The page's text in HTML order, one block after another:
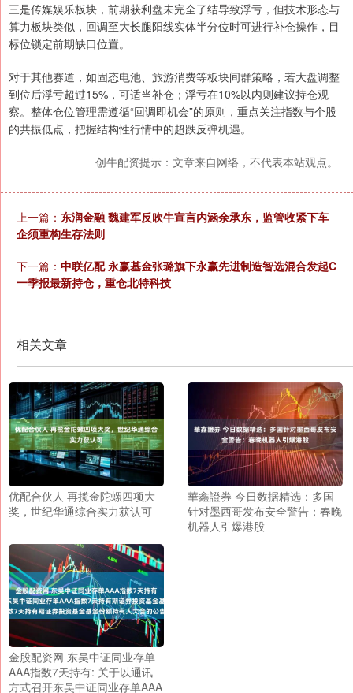
三是传媒娱乐板块，前期获利盘未完全了结导致浮亏，但技术形态与
算力板块类似，回调至大长腿阳线实体半分位时可进行补仓操作，目
标位锁定前期缺口位置。
对于其他赛道，如固态电池、旅游消费等板块间群策略，若大盘调整
到位后浮亏超过15%，可适当补仓；浮亏在10%以内则建议持仓观
察。整体仓位管理需遵循“回调即机会”的原则，重点关注指数与个股
的共振低点，把握结构性行情中的超跌反弹机遇。
创牛配资提示：文章来自网络，不代表本站观点。
上一篇： 东润金融 魏建军反吹牛宣言内涵余承东，监管收紧下车
企须重构生存法则
下一篇： 中联亿配 永赢基金张璐旗下永赢先进制造智选混合发起C
一季报最新持仓，重仓北特科技
相关文章
优配合伙人 再揽金陀螺四项大
奖，世纪华通综合实力获认可
華鑫證券 今日数据精选：多国
针对墨西哥发布安全警告；春晚
机器人引爆港股
金股配资网 东吴中证同业存单
AAA指数7天持有: 关于以通讯
方式召开东吴中证同业存单AAA